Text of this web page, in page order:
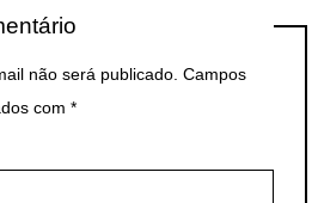
não será publicado. Campos
com *